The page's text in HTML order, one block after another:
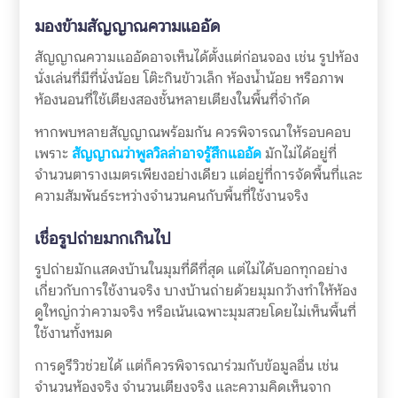
มองข้ามสัญญาณความแออัด
สัญญาณความแออัดอาจเห็นได้ตั้งแต่ก่อนจอง เช่น รูปห้อง
นั่งเล่นที่มีที่นั่งน้อย โต๊ะกินข้าวเล็ก ห้องน้ำน้อย หรือภาพ
ห้องนอนที่ใช้เตียงสองชั้นหลายเตียงในพื้นที่จำกัด
หากพบหลายสัญญาณพร้อมกัน ควรพิจารณาให้รอบคอบ
เพราะสัญญาณว่าพูลวิลล่าอาจรู้สึกแออัดมักไม่ได้อยู่ที่
จำนวนตารางเมตรเพียงอย่างเดียว แต่อยู่ที่การจัดพื้นที่และ
ความสัมพันธ์ระหว่างจำนวนคนกับพื้นที่ใช้งานจริง
เชื่อรูปถ่ายมากเกินไป
รูปถ่ายมักแสดงบ้านในมุมที่ดีที่สุด แต่ไม่ได้บอกทุกอย่าง
เกี่ยวกับการใช้งานจริง บางบ้านถ่ายด้วยมุมกว้างทำให้ห้อง
ดูใหญ่กว่าความจริง หรือเน้นเฉพาะมุมสวยโดยไม่เห็นพื้นที่
ใช้งานทั้งหมด
การดูรีวิวช่วยได้ แต่ก็ควรพิจารณาร่วมกับข้อมูลอื่น เช่น
จำนวนห้องจริง จำนวนเตียงจริง และความคิดเห็นจาก